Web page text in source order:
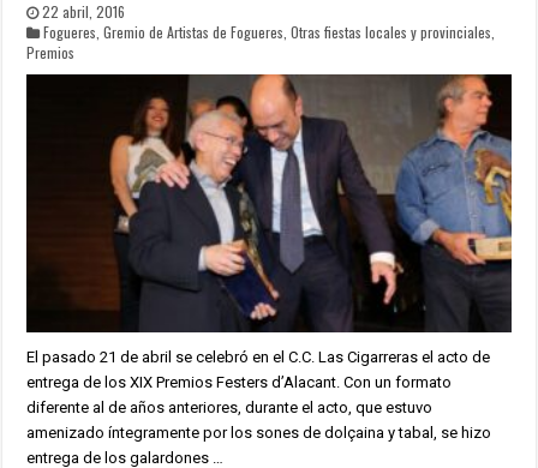
22 abril, 2016
Fogueres ,Gremio de Artistas de Fogueres ,Otras fiestas locales y provinciales
Premios
El pasado 21 de abril se celebró en el C.C. Las Cigarreras el acto de
entrega de los XIX Premios Festers d’Alacant. Con un formato
diferente al de años anteriores, durante el acto, que estuvo
amenizado íntegramente por los sones de dolçaina y tabal, se hizo
entrega de los galardones …